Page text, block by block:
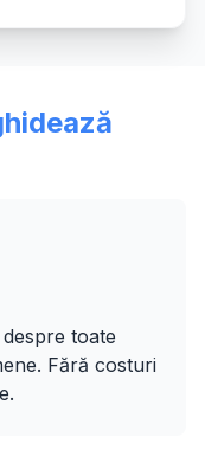
toate
Fără costuri